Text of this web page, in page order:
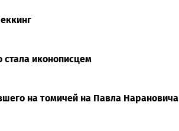
иконописцем
на томичей на Павла Нарановича